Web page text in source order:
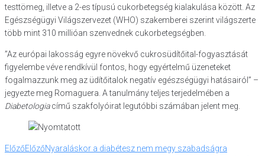
testtömeg, illetve a 2-es típusú cukorbetegség kialakulása között. Az
Egészségügyi Világszervezet (WHO) szakemberei szerint világszerte
több mint 310 millióan szenvednek cukorbetegségben.
”Az európai lakosság egyre növekvő cukrosüdítőital-fogyasztását
figyelembe véve rendkívül fontos, hogy egyértelmű üzeneteket
fogalmazzunk meg az üdítőitalok negatív egészségügyi hatásairól” –
jegyezte meg Romaguera. A tanulmány teljes terjedelmében a
Diabetologiacímű szakfolyóirat legutóbbi számában jelent meg.
ElőzőElőzőNyaraláskor a diabétesz nem megy szabadságra